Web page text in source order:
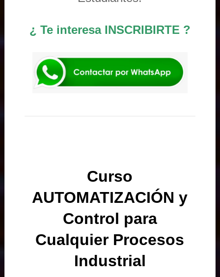
¿ Te interesa INSCRIBIRTE ?
Curso
AUTOMATIZACIÓN y
Control para
Cualquier Procesos
Industrial